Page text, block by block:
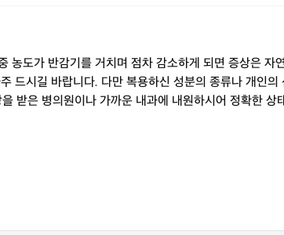
농도가 반감기를 거치며 점차 감소하게 되면 증상은
드시길 바랍니다. 다만 복용하신 성분의 종류나 개인
받은 병의원이나 가까운 내과에 내원하시어 정확한 상